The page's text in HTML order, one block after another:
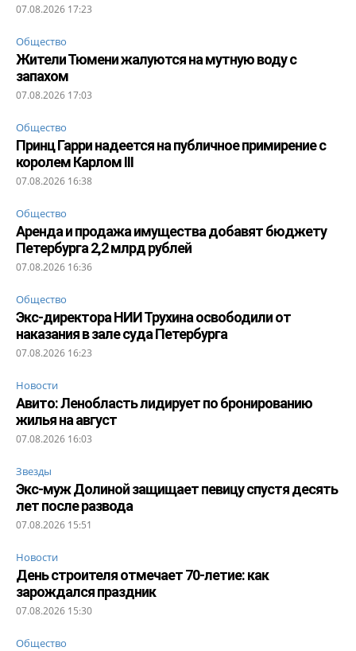
07.08.2026 17:23
Общество
Жители Тюмени жалуются на мутную воду с
запахом
07.08.2026 17:03
Общество
Принц Гарри надеется на публичное примирение с
королем Карлом III
07.08.2026 16:38
Общество
Аренда и продажа имущества добавят бюджету
Петербурга 2,2 млрд рублей
07.08.2026 16:36
Общество
Экс-директора НИИ Трухина освободили от
наказания в зале суда Петербурга
07.08.2026 16:23
Новости
Авито: Ленобласть лидирует по бронированию
жилья на август
07.08.2026 16:03
Звезды
Экс-муж Долиной защищает певицу спустя десять
лет после развода
07.08.2026 15:51
Новости
День строителя отмечает 70-летие: как
зарождался праздник
07.08.2026 15:30
Общество